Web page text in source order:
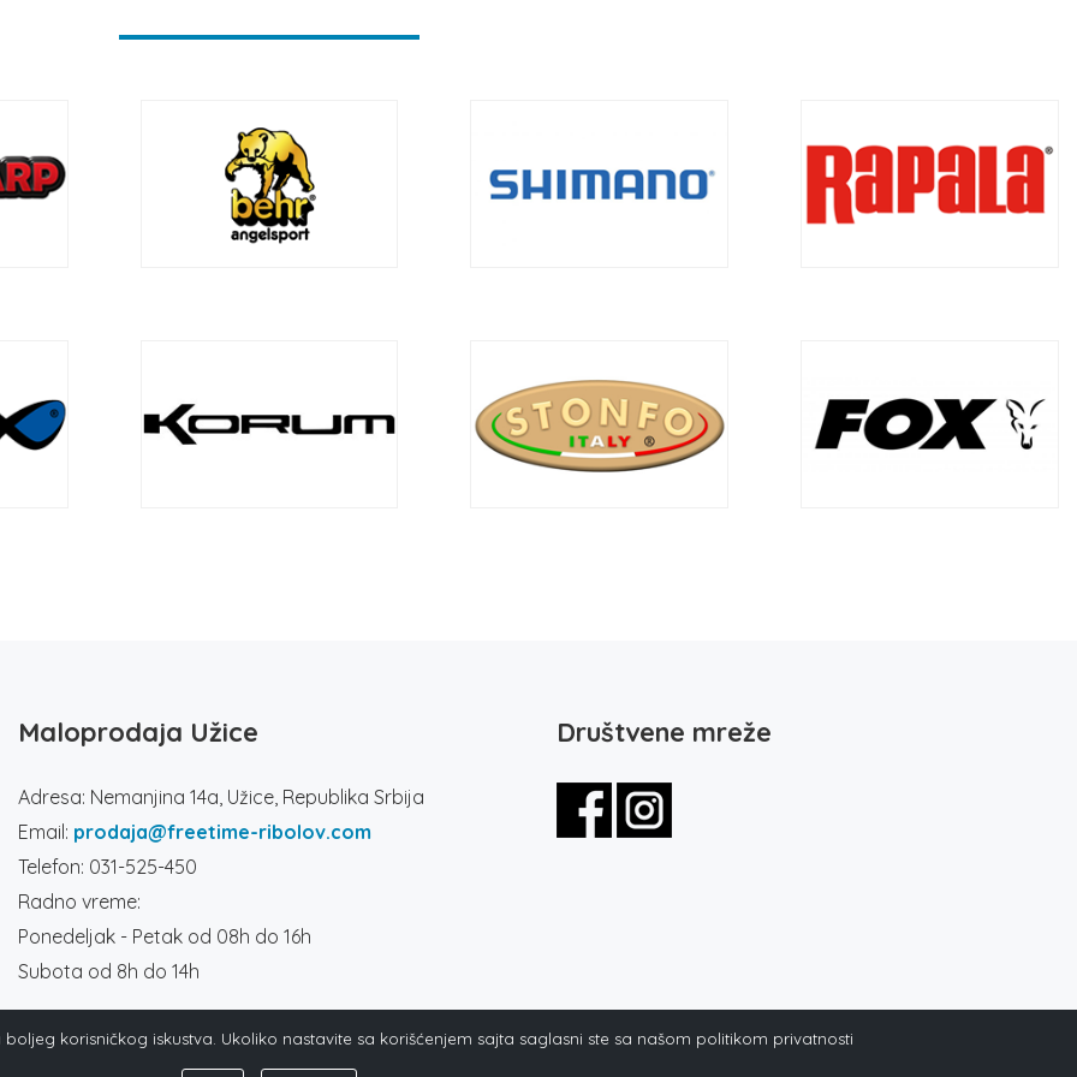
Maloprodaja Užice
Adresa: Nemanjina 14a, Užice, Republika Srbija
Email: prodaja@freetime-ribolov.com
Telefon: 031-525-450
Radno vreme:
Ponedeljak - Petak od 08h do 16h
Subota od 8h do 14h
Društvene mreže
korisničkog iskustva. Ukoliko nastavite sa korišćenjem sajta saglasni ste sa našom politikom privatnosti